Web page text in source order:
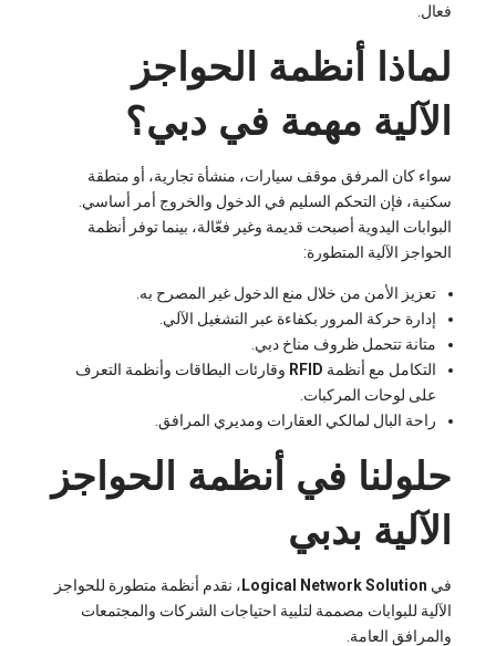
فعال.
لماذا أنظمة الحواجز
الآلية مهمة في دبي؟
سواء كان المرفق موقف سيارات، منشأة تجارية، أو منطقة
سكنية، فإن التحكم السليم في الدخول والخروج أمر أساسي.
البوابات اليدوية أصبحت قديمة وغير فعّالة، بينما توفر أنظمة
الحواجز الآلية المتطورة:
تعزيز الأمن من خلال منع الدخول غير المصرح به.
إدارة حركة المرور بكفاءة عبر التشغيل الآلي.
متانة تتحمل ظروف مناخ دبي.
التكامل مع أنظمة RFID وقارئات البطاقات وأنظمة التعرف
على لوحات المركبات.
راحة البال لمالكي العقارات ومديري المرافق.
حلولنا في أنظمة الحواجز
الآلية بدبي
في Logical Network Solution ، نقدم أنظمة متطورة للحواجز
الآلية للبوابات مصممة لتلبية احتياجات الشركات والمجتمعات
والمرافق العامة.